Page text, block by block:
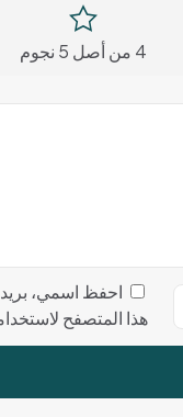
4 من أصل 5 نجوم
احفظ اسمي،
هذا المتصفح